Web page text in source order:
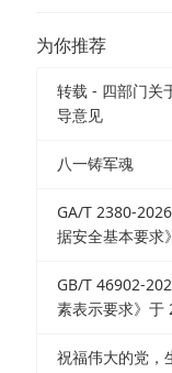
为你推荐
转载 - 四部门关
导意见
八一铸军魂
GA/T 2380-
据安全基本要求
GB/T 46902-
素表示要求》于
祝福伟大的党，